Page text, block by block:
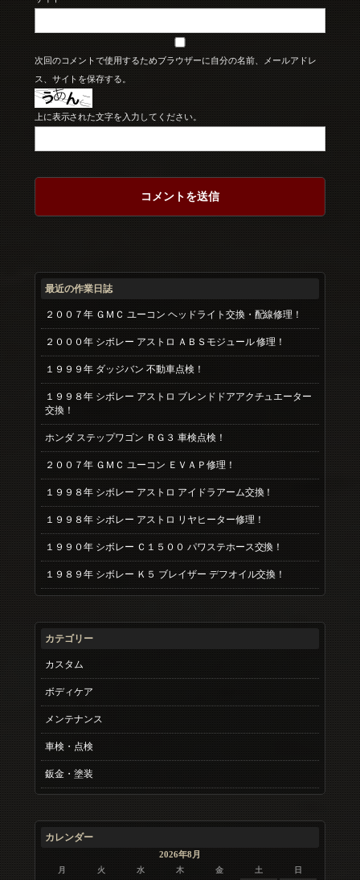
次回のコメントで使用するためブラウザーに自分の名前、メールアドレ
ス、サイトを保存する。
上に表示された文字を入力してください。
最近の作業日誌
２００７年 ＧＭＣ ユーコン ヘッドライト交換・配線修理！
２０００年 シボレー アストロ ＡＢＳモジュール 修理！
１９９９年 ダッジバン 不動車点検！
１９９８年 シボレー アストロ ブレンドドアアクチュエーター
交換！
ホンダ ステップワゴン ＲＧ３ 車検点検！
２００７年 ＧＭＣ ユーコン ＥＶＡＰ修理！
１９９８年 シボレー アストロ アイドラアーム交換！
１９９８年 シボレー アストロ リヤヒーター修理！
１９９０年 シボレー Ｃ１５００ パワステホース交換！
１９８９年 シボレー Ｋ５ ブレイザー デフオイル交換！
カテゴリー
カスタム
ボディケア
メンテナンス
車検・点検
鈑金・塗装
カレンダー
2026年8月
月 火 水 木 金 土 日